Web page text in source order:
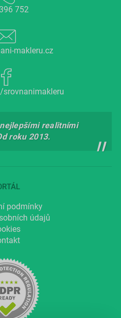
752
makleru.cz
realitními
roku 2013.
podmínky
údajů